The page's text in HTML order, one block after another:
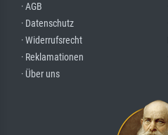
· AGB
· Datenschutz
· Widerrufsrecht
· Reklamationen
· Über uns